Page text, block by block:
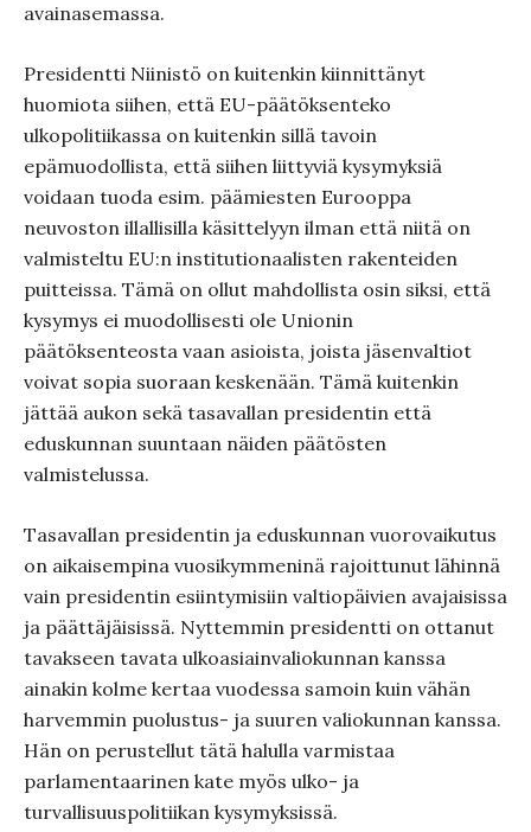
avainasemassa.
Presidentti Niinistö on kuitenkin kiinnittänyt
huomiota siihen, että EU-päätöksenteko
ulkopolitiikassa on kuitenkin sillä tavoin
epämuodollista, että siihen liittyviä kysymyksiä
voidaan tuoda esim. päämiesten Eurooppa
neuvoston illallisilla käsittelyyn ilman että niitä on
valmisteltu EU:n institutionaalisten rakenteiden
puitteissa. Tämä on ollut mahdollista osin siksi, että
kysymys ei muodollisesti ole Unionin
päätöksenteosta vaan asioista, joista jäsenvaltiot
voivat sopia suoraan keskenään. Tämä kuitenkin
jättää aukon sekä tasavallan presidentin että
eduskunnan suuntaan näiden päätösten
valmistelussa.
Tasavallan presidentin ja eduskunnan vuorovaikutus
on aikaisempina vuosikymmeninä rajoittunut lähinnä
vain presidentin esiintymisiin valtiopäivien avajaisissa
ja päättäjäisissä. Nyttemmin presidentti on ottanut
tavakseen tavata ulkoasiainvaliokunnan kanssa
ainakin kolme kertaa vuodessa samoin kuin vähän
harvemmin puolustus- ja suuren valiokunnan kanssa.
Hän on perustellut tätä halulla varmistaa
parlamentaarinen kate myös ulko- ja
turvallisuuspolitiikan kysymyksissä.